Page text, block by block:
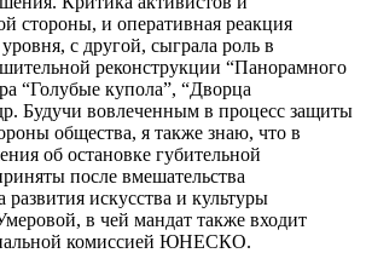
стороны, и оперативная реакция
с другой, сыграла роль в
реконструкции “Панорамного
“Голубые купола”, “Дворца
Будучи вовлеченным в процесс защиты
общества, я также знаю, что в
об остановке губительной
после вмешательства
искусства и культуры
в чей мандат также входит
комиссией ЮНЕСКО.